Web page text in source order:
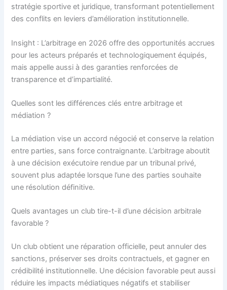
stratégie sportive et juridique, transformant potentiellement
des conflits en leviers d’amélioration institutionnelle.
Insight : L’arbitrage en 2026 offre des opportunités accrues
pour les acteurs préparés et technologiquement équipés,
mais appelle aussi à des garanties renforcées de
transparence et d’impartialité.
Quelles sont les différences clés entre arbitrage et
médiation ?
La médiation vise un accord négocié et conserve la relation
entre parties, sans force contraignante. L’arbitrage aboutit
à une décision exécutoire rendue par un tribunal privé,
souvent plus adaptée lorsque l’une des parties souhaite
une résolution définitive.
Quels avantages un club tire-t-il d’une décision arbitrale
favorable ?
Un club obtient une réparation officielle, peut annuler des
sanctions, préserver ses droits contractuels, et gagner en
crédibilité institutionnelle. Une décision favorable peut aussi
réduire les impacts médiatiques négatifs et stabiliser